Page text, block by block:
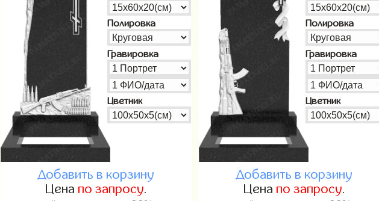
Полировка
Гравировка
Цветник
Добавить в корзину
Цена по запросу.
Полировка
Гравировка
Цветник
Добавить в корзину
Цена по запросу.